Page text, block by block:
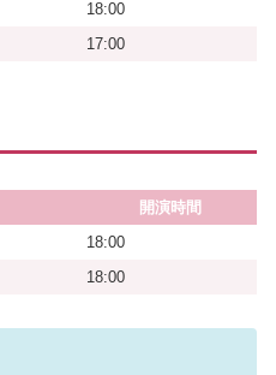
18:00
17:00
開演時間
18:00
18:00